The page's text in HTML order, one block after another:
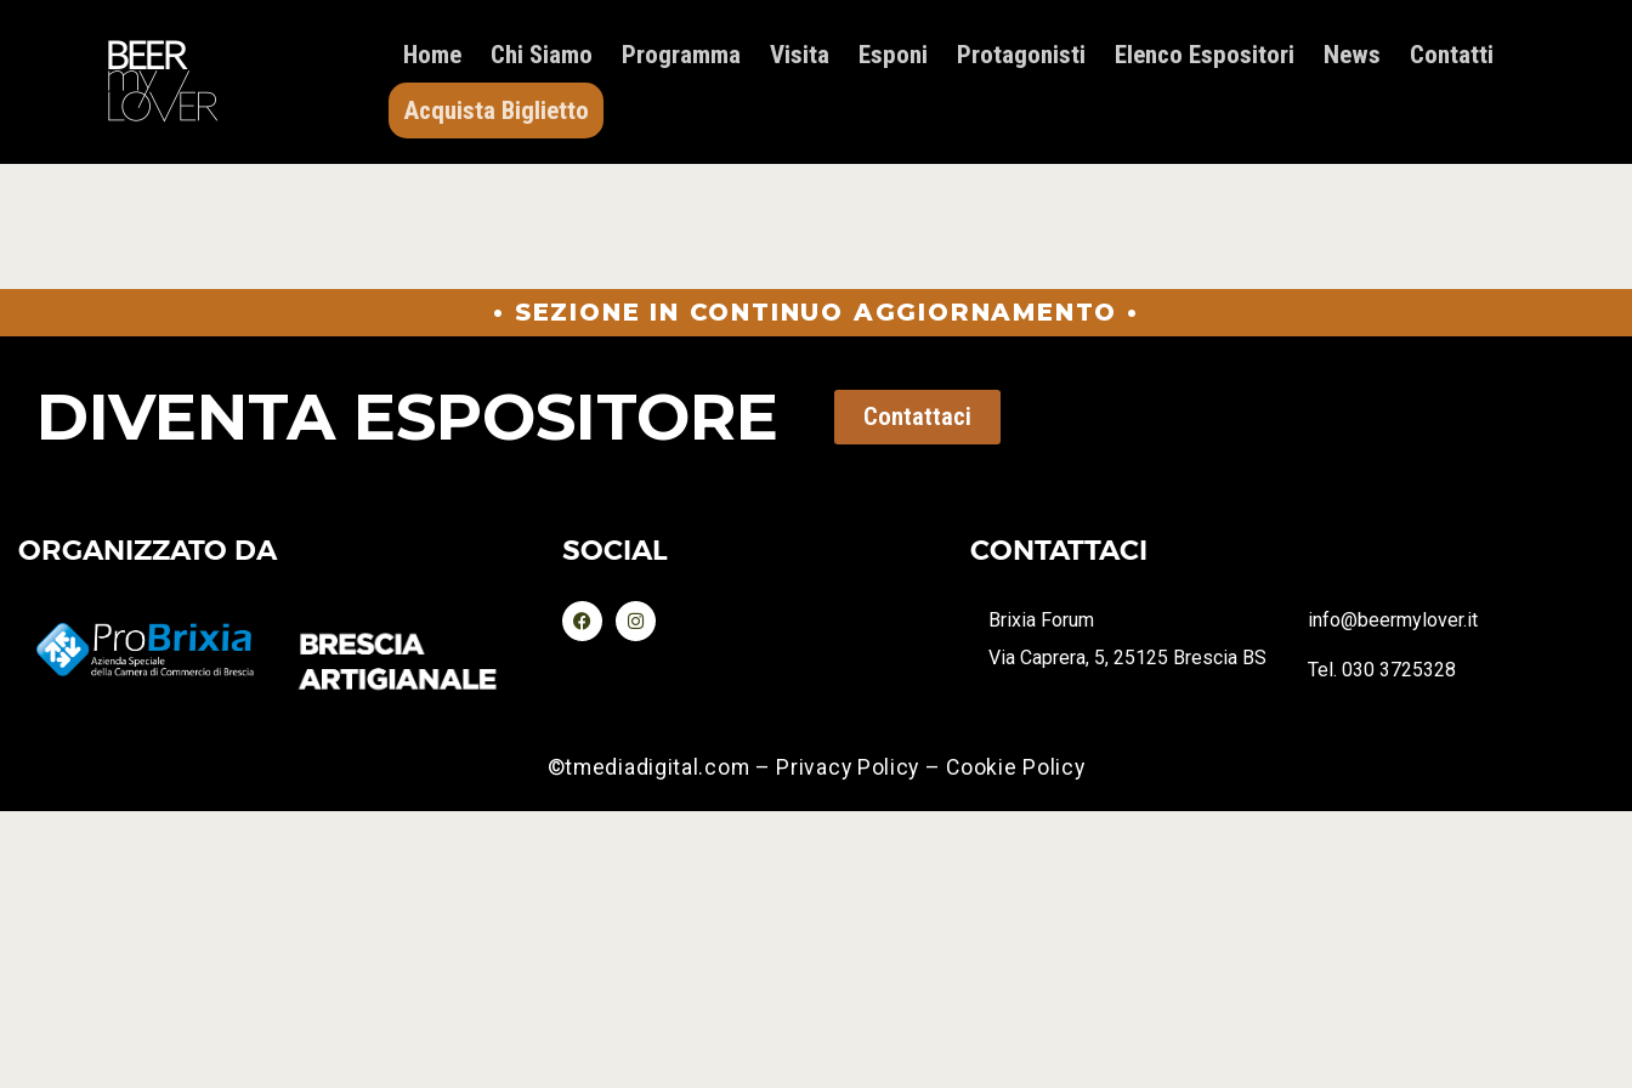
Home Chi Siamo Programma Visita Esponi Protagonisti Elenco Espositori News
Contatti
Acquista Biglietto
CHI SIAMO
PROGRAMMA
VISITA
ESPONI
NEWS
CONTATTI
• SEZIONE IN CONTINUO AGGIORNAMENTO •
DIVENTA ESPOSITORE Contattaci
ORGANIZZATO DA SOCIAL CONTATTACI
Brixia Forum
Via Caprera, 5, 25125 Brescia BS
info@beermylover.it
Tel. 030 3725328
©tmediadigital.com – Privacy Policy – Cookie Policy